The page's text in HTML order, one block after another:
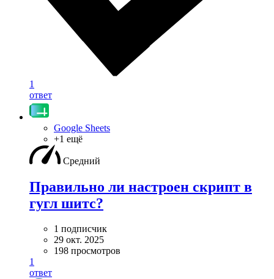
1
ответ
Google Sheets
+1 ещё
Средний
Правильно ли настроен скрипт в
гугл шитс?
1 подписчик
29 окт. 2025
198 просмотров
1
ответ